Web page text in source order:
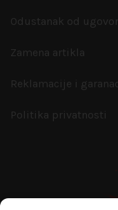
Odustanak od
Zamena artikla
Reklamacije i
Politika privatnosti